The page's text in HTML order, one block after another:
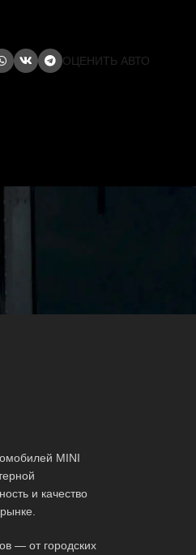
ОЦЕНИТЬ АВТО
MINI
и качество
— от городских